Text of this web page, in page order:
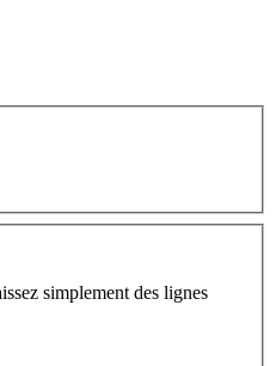
simplement des lignes